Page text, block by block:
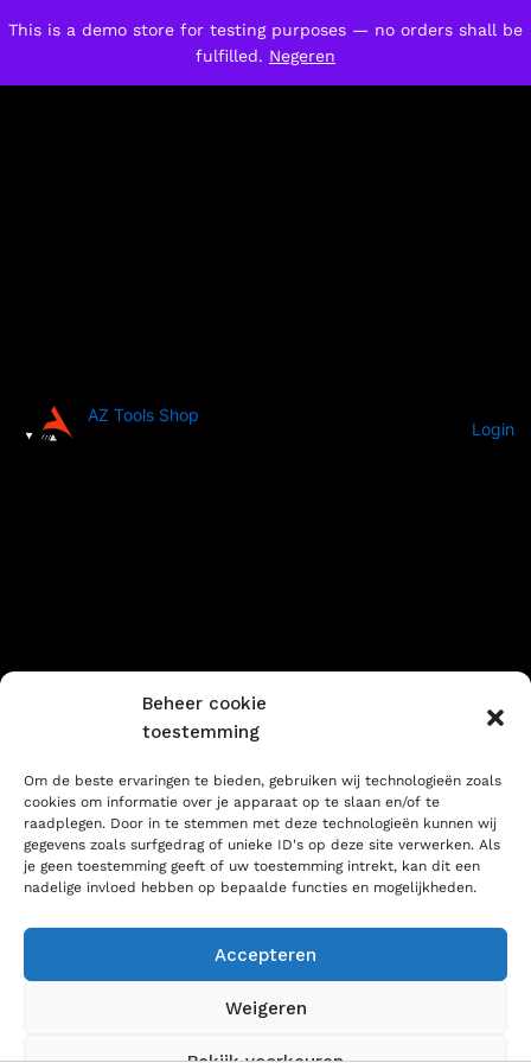
Beheer cookie
toestemming
Om de beste ervaringen te bieden, gebruiken wij technologieën zoals
cookies om informatie over je apparaat op te slaan en/of te
raadplegen. Door in te stemmen met deze technologieën kunnen wij
gegevens zoals surfgedrag of unieke ID's op deze site verwerken. Als
je geen toestemming geeft of uw toestemming intrekt, kan dit een
nadelige invloed hebben op bepaalde functies en mogelijkheden.
Accepteren
Weigeren
AZ Tools Shop
Login
This is a demo store for testing purposes — no orders shall be
fulfilled. Negeren